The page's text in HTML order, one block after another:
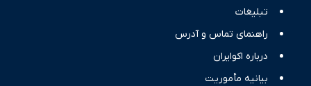
تبلیغات
راهنمای تماس و آدرس
درباره اکوایران
بیانیه مأموریت